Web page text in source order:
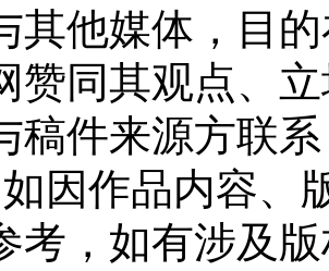
其他媒体，目
赞同其观点、
稿件来源方联
因作品内容、
考，如有涉及